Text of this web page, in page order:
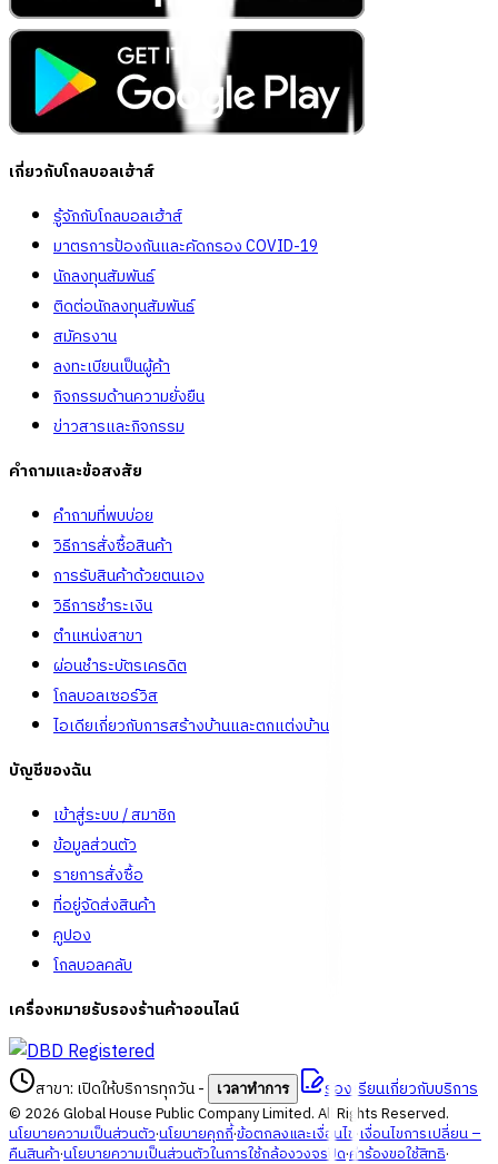
เกี่ยวกับโกลบอลเฮ้าส์
รู้จักกับโกลบอลเฮ้าส์
มาตรการป้องกันและคัดกรอง COVID-19
นักลงทุนสัมพันธ์
ติดต่อนักลงทุนสัมพันธ์
สมัครงาน
ลงทะเบียนเป็นผู้ค้า
กิจกรรมด้านความยั่งยืน
ข่าวสารและกิจกรรม
คำถามและข้อสงสัย
คำถามที่พบบ่อย
วิธีการสั่งซื้อสินค้า
การรับสินค้าด้วยตนเอง
วิธีการชำระเงิน
ตำแหน่งสาขา
ผ่อนชำระบัตรเครดิต
โกลบอลเซอร์วิส
ไอเดียเกี่ยวกับการสร้างบ้านและตกแต่งบ้าน
บัญชีของฉัน
เข้าสู่ระบบ / สมาชิก
ข้อมูลส่วนตัว
รายการสั่งซื้อ
ที่อยู่จัดส่งสินค้า
คูปอง
โกลบอลคลับ
เครื่องหมายรับรองร้านค้าออนไลน์
สาขา: เปิดให้บริการทุกวัน- เวลาทำการ ร้องเรียนเกี่ยวกับบริการ
© 2026Global House Public Company Limited. All Rights Reserved.
นโยบายความเป็นส่วนตัว·นโยบายคุกกี้·ข้อตกลงและเงื่อนไข·เงื่อนไขการเปลี่ยน –
คืนสินค้า·นโยบายความเป็นส่วนตัวในการใช้กล้องวงจรปิด·คำร้องขอใช้สิทธิ·